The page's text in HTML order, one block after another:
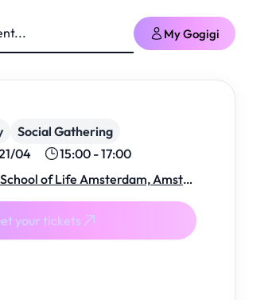
My Gogigi
Social Gathering
04
15:00 - 17:00
of Life Amsterdam, Amster
your tickets